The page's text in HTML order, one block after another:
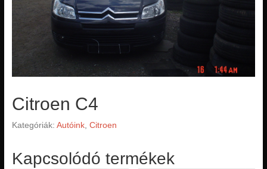
Citroen C4
Kategóriák: Autóink, Citroen
Kapcsolódó termékek